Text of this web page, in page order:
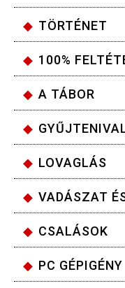
TÖRTÉNET
100%
A TÁBOR
LOVAGLÁS
VADÁSZAT
CSALÁSOK
PC GÉPIGÉNY